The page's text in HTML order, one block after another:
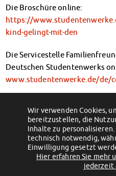
Die Broschüre online:
https://
kind-gelingt-mit-den
Die Servicestelle
Deutschen Studentenwerks
www.studentenwerke.de/de/
BAföG-Sprechstunde in Stendal
(c) 2012 - 2026 by Studentenwerk
Wir verwenden Cookies,
bereitzustellen, die
Inhalte zu personalisieren.
technisch notwendig,
Einwilligung gesetzt
Hier erfahren Sie mehr
jederzeit